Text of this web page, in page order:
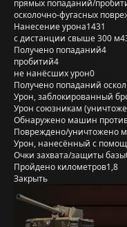
прямых попаданий/
осколочно-фугасных
Нанесение урона1431
с дистанции свыше 300 м
Получено попаданий4
пробитий4
не нанёсших урон0
Получено попаданий
Урон, заблокированный
Урон союзникам
Обнаружено машин
Повреждено/уничтожено
Урон, нанесённый с
Очки захвата/защиты базы
Пройдено километров1,8
Закрыть